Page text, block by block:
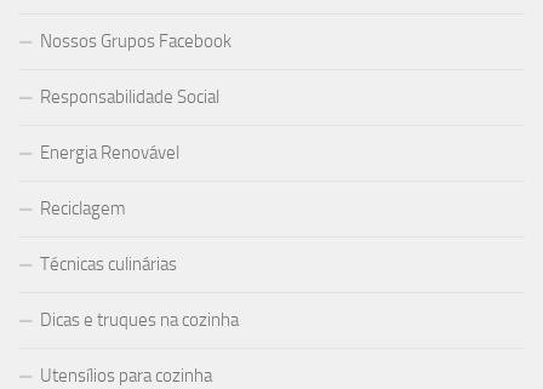
Nossos Grupos Facebook
Responsabilidade Social
Energia Renovável
Reciclagem
Técnicas culinárias
Dicas e truques na cozinha
Utensílios para cozinha